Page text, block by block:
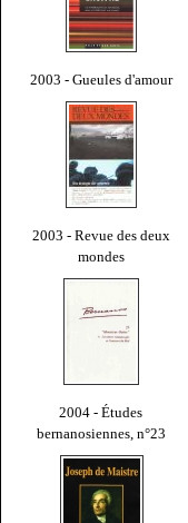
2003 - Gueules d'amour
2003 - Revue des deux
mondes
2004 - Études
bernanosiennes, n°23